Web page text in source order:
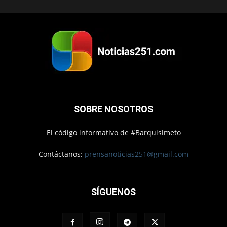
SOBRE NOSOTROS
El código informativo de #Barquisimeto
Contáctanos: prensanoticias251@gmail.com
SÍGUENOS